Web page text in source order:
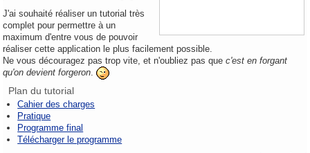
J'ai souhaité réaliser un tutorial très
complet pour permettre à un
maximum d'entre vous de pouvoir
réaliser cette application le plus facilement possible.
Ne vous découragez pas trop vite, et n'oubliez pas quec'est en forgant
qu'on devient forgeron .
Plan du tutorial
Cahier des charges
Pratique
Programme final
Télécharger le programme